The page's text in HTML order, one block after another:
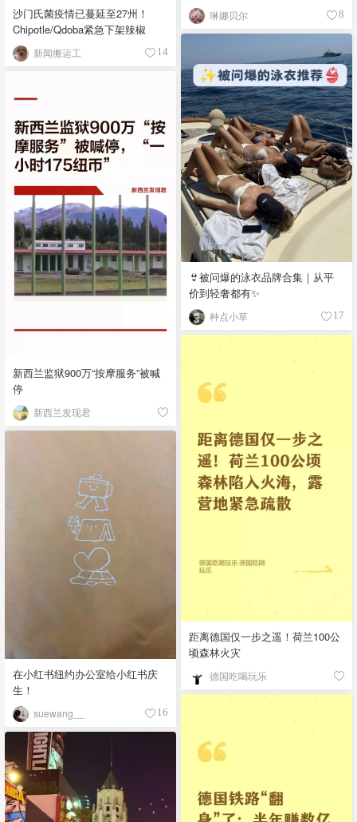
琳娜贝尔 8
沙门氏菌疫情已蔓延至27州！
Chipotle/Qdoba紧急下架辣椒
新闻搬运工 14
👙被问爆的泳衣品牌合集｜从平
价到轻奢都有✨
种点小草 17
新西兰监狱900万“按摩服务”被喊
停
新西兰发现君
距离德国仅一步之遥！荷兰100公
顷森林火灾
德国吃喝玩乐
在小红书纽约办公室给小红书庆
生！
suewang__ 16